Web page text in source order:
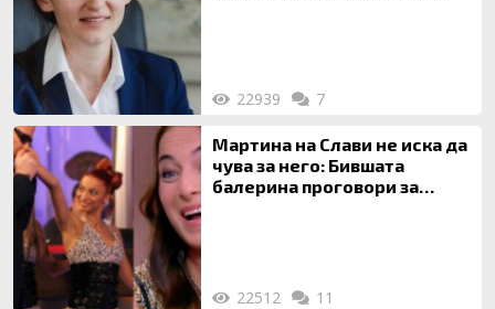
22939 7
Мартина на Слави не иска да
чува за него: Бившата
балерина проговори за
22512 11